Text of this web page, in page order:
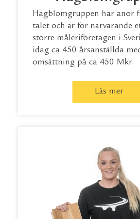
Hagblomgruppen har anor
talet och är för närvarande
större måleriföretagen i
idag ca 450 årsanställda
omsättning på ca 450 Mkr.
Läs mer